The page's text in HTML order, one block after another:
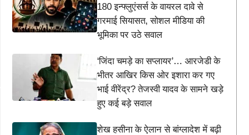
180 इन्फ्लुएंसर्स के वायरल दावे से
गरमाई सियासत, सोशल मीडिया की
भूमिका पर उठे सवाल
‘जिंदा चमड़े का सप्लायर’… आरजेडी के
भीतर आखिर किस ओर इशारा कर गए
भाई वीरेंद्र? तेजस्वी यादव के सामने खड़े
हुए कई बड़े सवाल
शेख हसीना के ऐलान से बांग्लादेश में बढ़ी